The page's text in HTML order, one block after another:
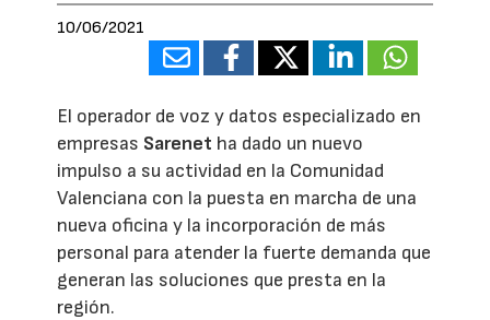
10/06/2021
El operador de voz y datos especializado en
empresas Sarenet ha dado un nuevo
impulso a su actividad en la Comunidad
Valenciana con la puesta en marcha de una
nueva oficina y la incorporación de más
personal para atender la fuerte demanda que
generan las soluciones que presta en la
región.